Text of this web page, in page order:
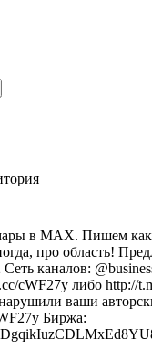
в MAX. Пишем как
про область!
каналов:
cWF27y либо http://
ваши
Биржа: